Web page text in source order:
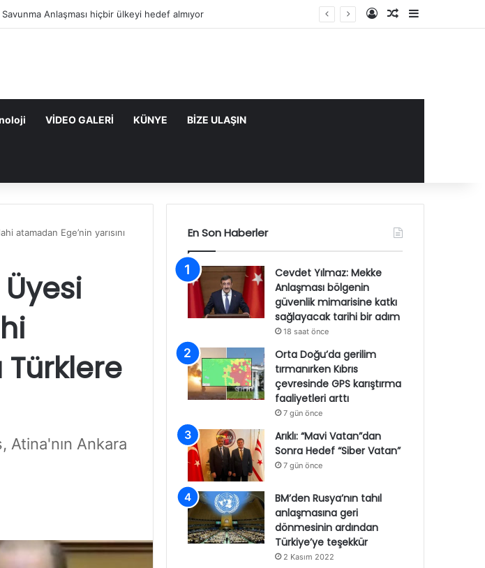
Anlaşması hiçbir ülkeyi hedef almıyor Kayıt OlRastgele Makale
Kenar
VİDEO GALERİ KÜNYE BİZE ULAŞIN
atamadan Ege’nin yarısını
Türklere
Atina'nın Ankara
En Son Haberler
Cevdet Yılmaz: Mekke
Anlaşması bölgenin
güvenlik mimarisine katkı
sağlayacak tarihi bir adım
18 saat önce
Orta Doğu’da gerilim
tırmanırken Kıbrıs
çevresinde GPS karıştırma
faaliyetleri arttı
7 gün önce
Arıklı: “Mavi Vatan”dan
Sonra Hedef “Siber Vatan”
7 gün önce
BM’den Rusya’nın tahıl
anlaşmasına geri
dönmesinin ardından
Türkiye’ye teşekkür
2 Kasım 2022